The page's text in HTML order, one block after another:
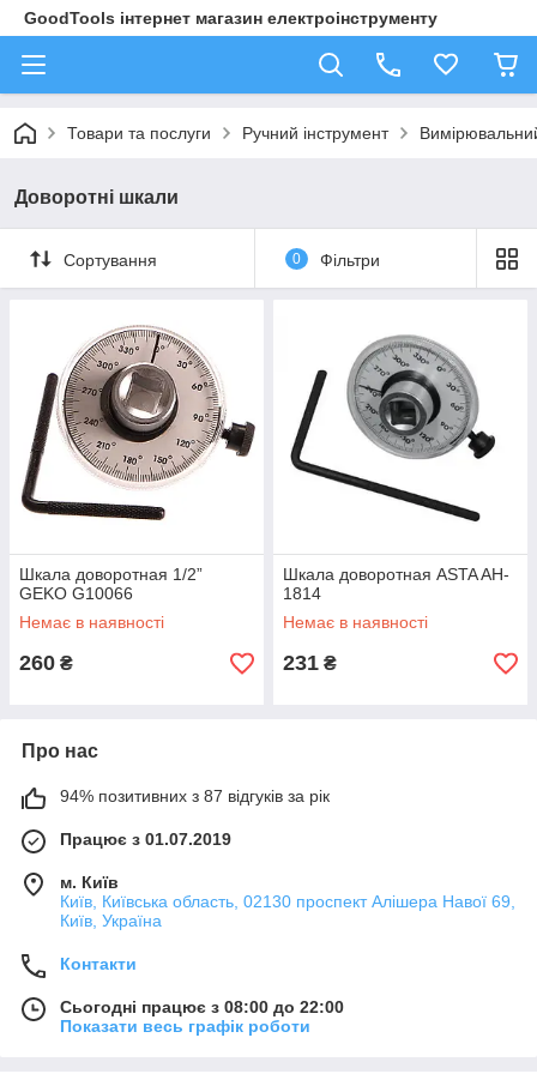
GoodTools інтернет магазин електроінструменту
Товари та послуги Ручний інструмент
Доворотні шкали
Сортування 0 Фільтри
Шкала доворотная 1/2”
GEKO G10066
Немає в наявності
260 ₴
Шкала доворотная ASTA AH-
1814
Немає в наявності
231 ₴
Про нас
94% позитивних з 87 відгуків за рік
Працює з 01.07.2019
м. Київ
Київ, Київська область, 02130 проспект Алішера Навої 69,
Київ, Україна
Контакти
Сьогодні працює з 08:00 до 22:00
Показати весь графік роботи